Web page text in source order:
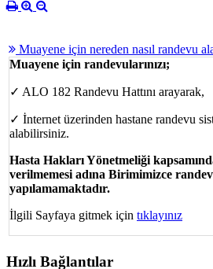
Muayene için nereden nasıl randevu
Muayene için randevularınızı;
✓ ALO 182 Randevu Hattını arayarak,
✓ İnternet üzerinden hastane randevu
alabilirsiniz.
Hasta Hakları Yönetmeliği
verilmemesi adına Birimimizce
yapılamamaktadır.
İlgili Sayfaya gitmek için tıklayınız
Hızlı Bağlantılar